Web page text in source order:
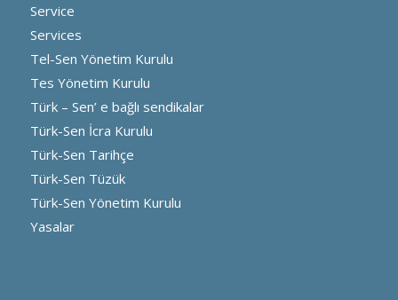
Service
Services
Tel-Sen Yönetim Kurulu
Tes Yönetim Kurulu
Türk – Sen’ e bağlı sendikalar
Türk-Sen İcra Kurulu
Türk-Sen Tarihçe
Türk-Sen Tüzük
Türk-Sen Yönetim Kurulu
Yasalar